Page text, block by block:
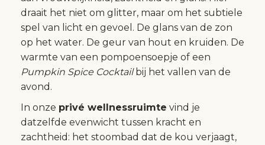
draait het niet om glitter, maar om het subtiele
spel van licht en gevoel. De glans van de zon
op het water. De geur van hout en kruiden. De
warmte van een pompoensoepje of een
Pumpkin Spice Cocktailbij het vallen van de
avond.
In onze privé wellnessruimte vind je
datzelfde evenwicht tussen kracht en
zachtheid: het stoombad dat de kou verjaagt,